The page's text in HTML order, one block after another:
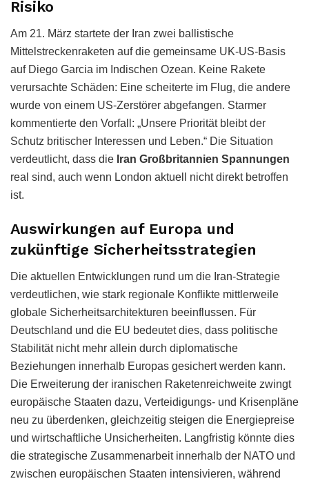
Risiko
Am 21. März startete der Iran zwei ballistische
Mittelstreckenraketen auf die gemeinsame UK-US-Basis
auf Diego Garcia im Indischen Ozean. Keine Rakete
verursachte Schäden: Eine scheiterte im Flug, die andere
wurde von einem US-Zerstörer abgefangen. Starmer
kommentierte den Vorfall: „Unsere Priorität bleibt der
Schutz britischer Interessen und Leben.“ Die Situation
verdeutlicht, dass die Iran Großbritannien Spannungen
real sind, auch wenn London aktuell nicht direkt betroffen
ist.
Auswirkungen auf Europa und
zukünftige Sicherheitsstrategien
Die aktuellen Entwicklungen rund um die Iran-Strategie
verdeutlichen, wie stark regionale Konflikte mittlerweile
globale Sicherheitsarchitekturen beeinflussen. Für
Deutschland und die EU bedeutet dies, dass politische
Stabilität nicht mehr allein durch diplomatische
Beziehungen innerhalb Europas gesichert werden kann.
Die Erweiterung der iranischen Raketenreichweite zwingt
europäische Staaten dazu, Verteidigungs- und Krisenpläne
neu zu überdenken, gleichzeitig steigen die Energiepreise
und wirtschaftliche Unsicherheiten. Langfristig könnte dies
die strategische Zusammenarbeit innerhalb der NATO und
zwischen europäischen Staaten intensivieren, während